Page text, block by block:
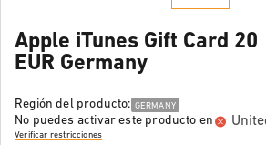
Apple iTunes Gift Card 20
EUR Germany
Región del producto: GERMANY
No puedes activar este producto en
Verificar restricciones